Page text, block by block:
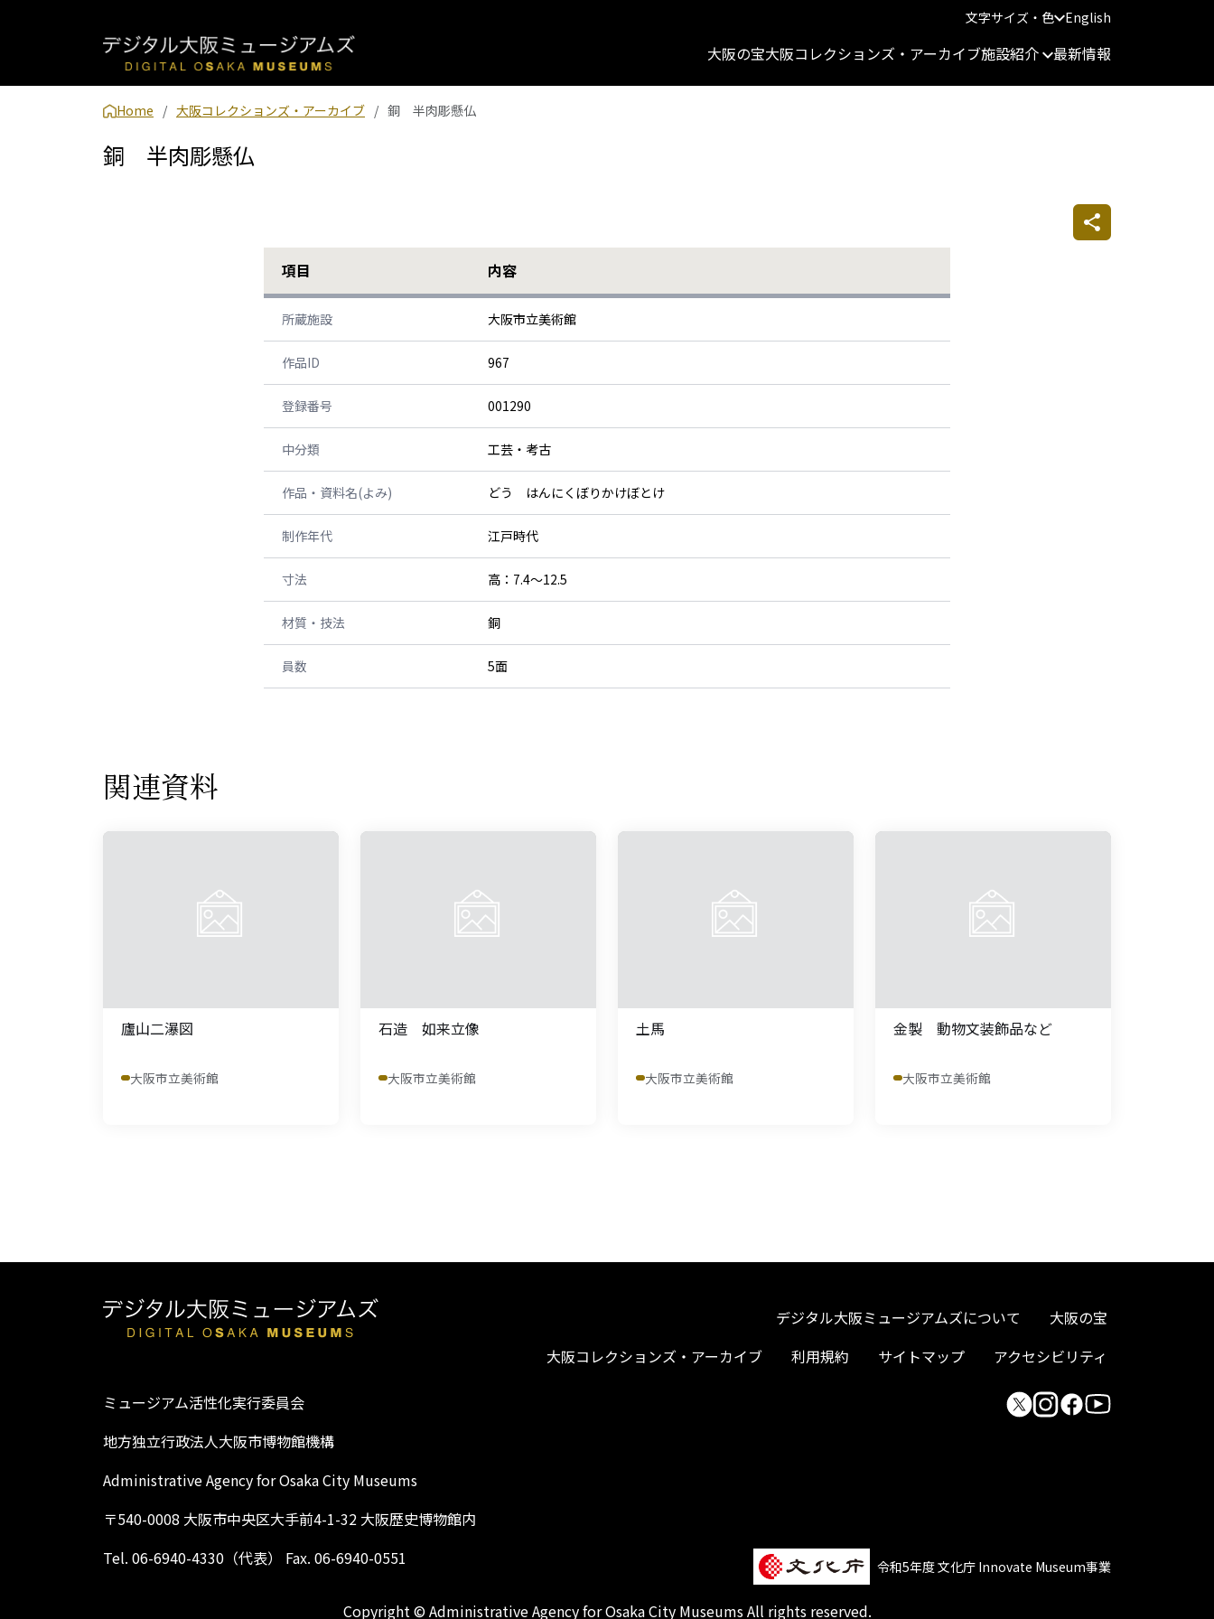
文字サイズ・色 English
大阪の宝大阪コレクションズ・アーカイブ施設紹介 最新情報
Home 大阪コレクションズ・アーカイブ 銅 半肉彫懸仏
銅 半肉彫懸仏
項目 内容
所蔵施設 大阪市立美術館
作品ID 967
登録番号 001290
中分類 工芸・考古
作品・資料名(よみ) どう はんにくぼりかけぼとけ
制作年代 江戸時代
寸法 高：7.4〜12.5
材質・技法 銅
員数 5面
関連資料
廬山二瀑図
大阪市立美術館
石造 如来立像
大阪市立美術館
土馬
大阪市立美術館
金製 動物文装飾品など
大阪市立美術館
デジタル大阪ミュージアムズについて
大阪の宝
大阪コレクションズ・アーカイブ
利用規約 サイトマップ アクセシビリティ
ミュージアム活性化実行委員会
地方独立行政法人大阪市博物館機構
Administrative Agency for Osaka City Museums
〒540-0008 大阪市中央区大手前4-1-32 大阪歴史博物館内
Tel. 06-6940-4330（代表） Fax. 06-6940-0551
令和5年度 文化庁 Innovate Museum事業
Copyright © Administrative Agency for Osaka City Museums All rights reserved.